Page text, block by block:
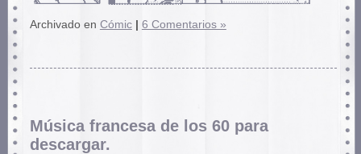
Archivado en Cómic 6 Comentarios »
Música francesa de los 60 para
descargar.